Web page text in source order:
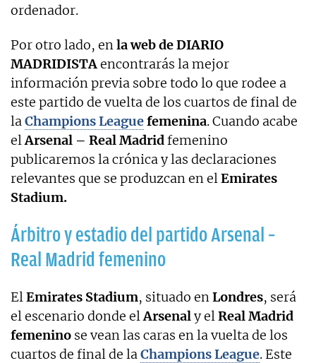
ordenador.
Por otro lado, enla web de DIARIO
MADRIDISTAencontrarás la mejor
información previa sobre todo lo que rodee a
este partido de vuelta de los cuartos de final de
laChampions Leaguefemenina. Cuando acabe
elArsenal – Real Madridfemenino
publicaremos la crónica y las declaraciones
relevantes que se produzcan en elEmirates
Stadium.
Árbitro y estadio del partido Arsenal –
Real Madrid femenino
ElEmirates Stadium, situado enLondres, será
el escenario donde elArsenaly elReal Madrid
femenino se vean las caras en la vuelta de los
cuartos de final de laChampions League. Este